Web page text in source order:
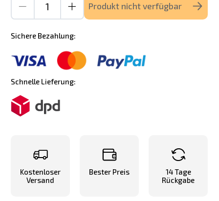
Produkt nicht verfügbar
Sichere Bezahlung:
Schnelle Lieferung:
Kostenloser
Versand
Bester Preis
14 Tage
Rückgabe